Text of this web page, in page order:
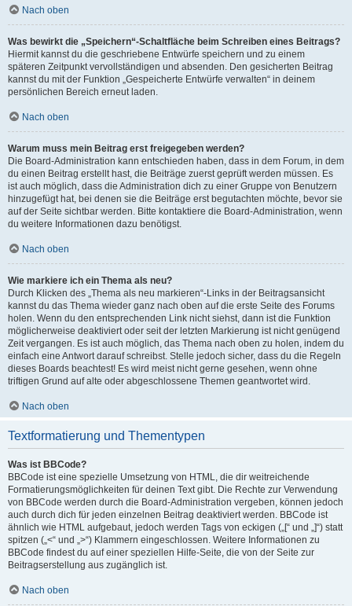
Nach oben
Was bewirkt die „Speichern“-Schaltfläche beim Schreiben eines Beitrags?
Hiermit kannst du die geschriebene Entwürfe speichern und zu einem
späteren Zeitpunkt vervollständigen und absenden. Den gesicherten Beitrag
kannst du mit der Funktion „Gespeicherte Entwürfe verwalten“ in deinem
persönlichen Bereich erneut laden.
Nach oben
Warum muss mein Beitrag erst freigegeben werden?
Die Board-Administration kann entschieden haben, dass in dem Forum, in dem
du einen Beitrag erstellt hast, die Beiträge zuerst geprüft werden müssen. Es
ist auch möglich, dass die Administration dich zu einer Gruppe von Benutzern
hinzugefügt hat, bei denen sie die Beiträge erst begutachten möchte, bevor sie
auf der Seite sichtbar werden. Bitte kontaktiere die Board-Administration, wenn
du weitere Informationen dazu benötigst.
Nach oben
Wie markiere ich ein Thema als neu?
Durch Klicken des „Thema als neu markieren“-Links in der Beitragsansicht
kannst du das Thema wieder ganz nach oben auf die erste Seite des Forums
holen. Wenn du den entsprechenden Link nicht siehst, dann ist die Funktion
möglicherweise deaktiviert oder seit der letzten Markierung ist nicht genügend
Zeit vergangen. Es ist auch möglich, das Thema nach oben zu holen, indem du
einfach eine Antwort darauf schreibst. Stelle jedoch sicher, dass du die Regeln
dieses Boards beachtest! Es wird meist nicht gerne gesehen, wenn ohne
triftigen Grund auf alte oder abgeschlossene Themen geantwortet wird.
Nach oben
Textformatierung und Thementypen
Was ist BBCode?
BBCode ist eine spezielle Umsetzung von HTML, die dir weitreichende
Formatierungsmöglichkeiten für deinen Text gibt. Die Rechte zur Verwendung
von BBCode werden durch die Board-Administration vergeben, können jedoch
auch durch dich für jeden einzelnen Beitrag deaktiviert werden. BBCode ist
ähnlich wie HTML aufgebaut, jedoch werden Tags von eckigen („[“ und „]“) statt
spitzen („<“ und „>“) Klammern eingeschlossen. Weitere Informationen zu
BBCode findest du auf einer speziellen Hilfe-Seite, die von der Seite zur
Beitragserstellung aus zugänglich ist.
Nach oben